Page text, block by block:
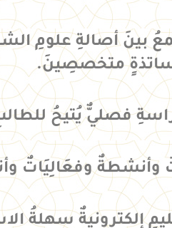
بينَ أصالةِ علومِ
متخصصِينَ.
فصليٌّ يُتيحُ
وأنشطةٌ وفعَالِيَاتٌ
إلكترونيةٌ سهلةُ